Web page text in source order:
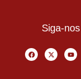
Siga-nos